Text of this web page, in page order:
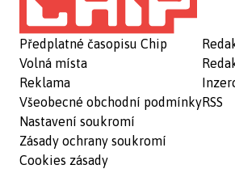
Předplatné časopisu Chip
Volná místa
Reklama
Všeobecné obchodní podmínky
Nastavení soukromí
Zásady ochrany soukromí
Cookies zásady
RSS